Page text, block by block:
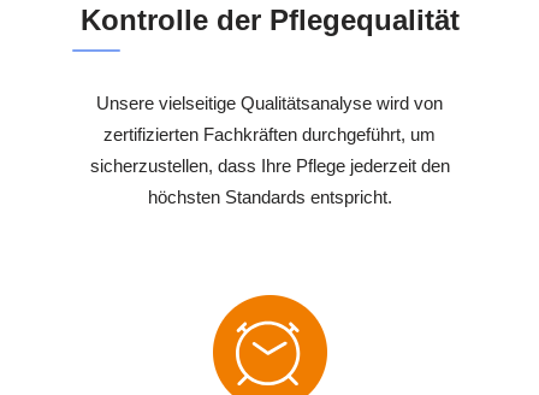
Kontrolle der Pflegequalität
Unsere vielseitige Qualitätsanalyse wird von
zertifizierten Fachkräften durchgeführt, um
sicherzustellen, dass Ihre Pflege jederzeit den
höchsten Standards entspricht.